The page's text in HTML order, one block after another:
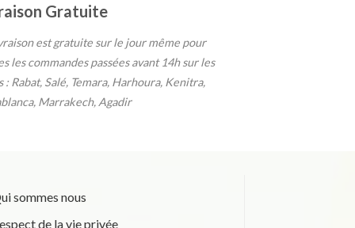
Gratuite
est gratuite sur le jour même pour
les commandes passées avant 14h sur les
: Rabat, Salé, Temara, Harhoura, Kenitra,
Marrakech, Agadir
sommes nous
de la vie privée